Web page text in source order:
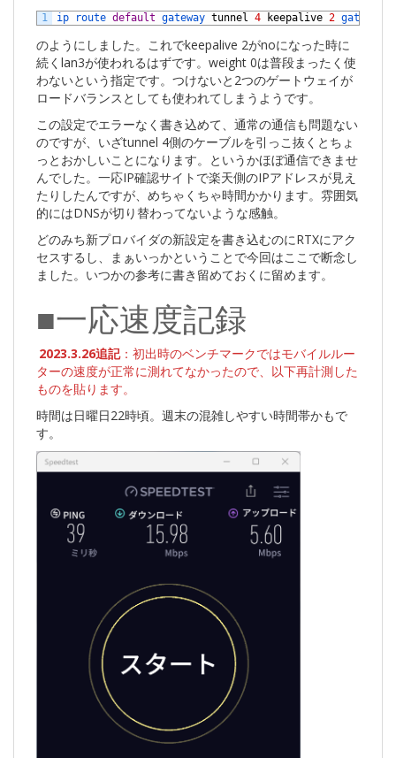
1 ip route default gateway tunnel 4 keepalive 2 gateway
のようにしました。これでkeepalive 2がnoになった時に
続くlan3が使われるはずです。weight 0は普段まったく使
わないという指定です。つけないと2つのゲートウェイが
ロードバランスとしても使われてしまうようです。
この設定でエラーなく書き込めて、通常の通信も問題ない
のですが、いざtunnel 4側のケーブルを引っこ抜くとちょ
っとおかしいことになります。というかほぼ通信できませ
んでした。一応IP確認サイトで楽天側のIPアドレスが見え
たりしたんですが、めちゃくちゃ時間かかります。雰囲気
的にはDNSが切り替わってないような感触。
どのみち新プロバイダの新設定を書き込むのにRTXにアク
セスするし、まぁいっかということで今回はここで断念し
ました。いつかの参考に書き留めておくに留めます。
■一応速度記録
2023.3.26追記：初出時のベンチマークではモバイルルー
ターの速度が正常に測れてなかったので、以下再計測した
ものを貼ります。
時間は日曜日22時頃。週末の混雑しやすい時間帯かもで
す。